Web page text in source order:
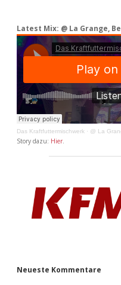
Latest Mix: @ La Grange,
Das Kraftfuttermischwerk · @ La
Story dazu: Hier.
Neueste Kommentare